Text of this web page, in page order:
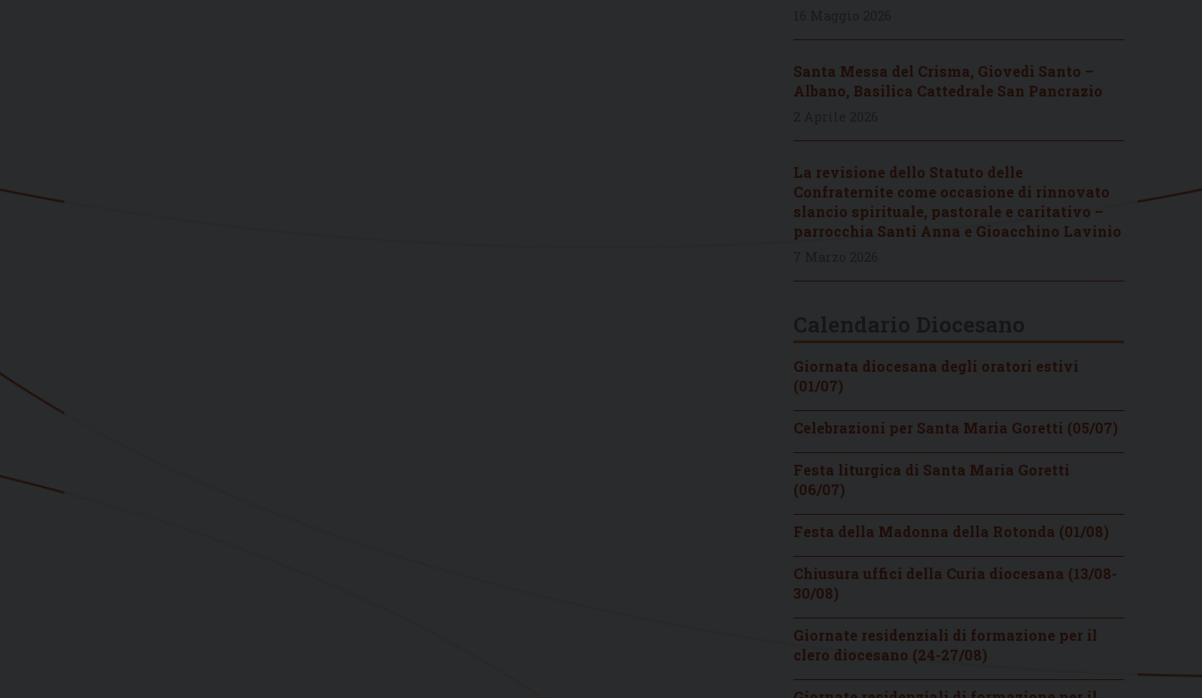
Santa Messa del Crisma, Giovedì Santo –
Albano, Basilica Cattedrale San Pancrazio
La revisione dello Statuto delle
Confraternite come occasione di rinnovato
slancio spirituale, pastorale e caritativo –
parrocchia Santi Anna e Gioacchino Lavinio
Giornata diocesana degli oratori estivi
(01/07)
Celebrazioni per Santa Maria Goretti (05/07)
Festa liturgica di Santa Maria Goretti
(06/07)
Festa della Madonna della Rotonda (01/08)
Chiusura uffici della Curia diocesana (13/08-
30/08)
Giornate residenziali di formazione per il
clero diocesano (24-27/08)